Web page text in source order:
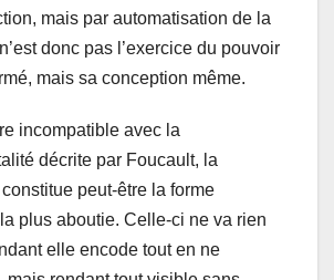
mais par automatisation de la
donc pas l’exercice du pouvoir
mais sa conception même.
incompatible avec la
décrite par Foucault, la
peut-être la forme
plus aboutie. Celle-ci ne va rien
elle encode tout en ne